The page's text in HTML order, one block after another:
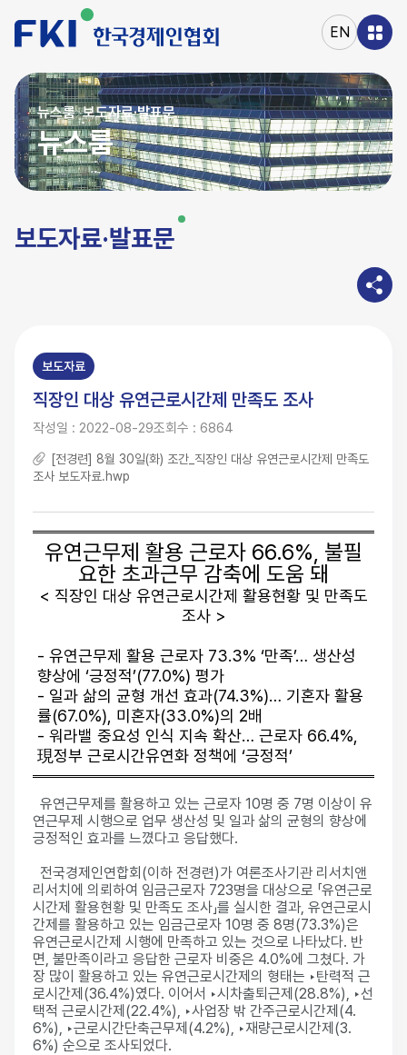
바로가기
주메뉴
EN
뉴스룸>보도자료·발표문
뉴스룸
보도자료·발표문
보도자료
직장인 대상 유연근로시간제 만족도 조사
작성일 : 2022-08-29조회수 : 6864
[전경련] 8월 30일(화) 조간_직장인 대상 유연근로시간제 만족도
조사 보도자료.hwp
유연근무제 활용 근로자 66.6%, 불필
요한 초과근무 감축에 도움 돼
< 직장인 대상 유연근로시간제 활용현황 및 만족도
조사 >
- 유연근무제 활용 근로자 73.3% ‘만족’… 생산성
향상에 ‘긍정적’(77.0%) 평가
- 일과 삶의 균형 개선 효과(74.3%)… 기혼자 활용
률(67.0%), 미혼자(33.0%)의 2배
- 워라밸 중요성 인식 지속 확산… 근로자 66.4%,
現정부 근로시간유연화 정책에 ‘긍정적’
유연근무제를 활용하고 있는 근로자 10명 중 7명 이상이 유
연근무제 시행으로 업무 생산성 및 일과 삶의 균형의 향상에
긍정적인 효과를 느꼈다고 응답했다.
전국경제인연합회(이하 전경련)가 여론조사기관 리서치앤
리서치에 의뢰하여 임금근로자 723명을 대상으로 「유연근로
시간제 활용현황 및 만족도 조사」를 실시한 결과, 유연근로시
간제를 활용하고 있는 임금근로자 10명 중 8명(73.3%)은
유연근로시간제 시행에 만족하고 있는 것으로 나타났다. 반
면, 불만족이라고 응답한 근로자 비중은 4.0%에 그쳤다. 가
장 많이 활용하고 있는 유연근로시간제의 형태는 ‣탄력적 근
로시간제(36.4%)였다. 이어서 ‣시차출퇴근제(28.8%), ‣선
택적 근로시간제(22.4%), ‣사업장 밖 간주근로시간제(4.
6%), ‣근로시간단축근무제(4.2%), ‣재량근로시간제(3.
6%) 순으로 조사되었다.